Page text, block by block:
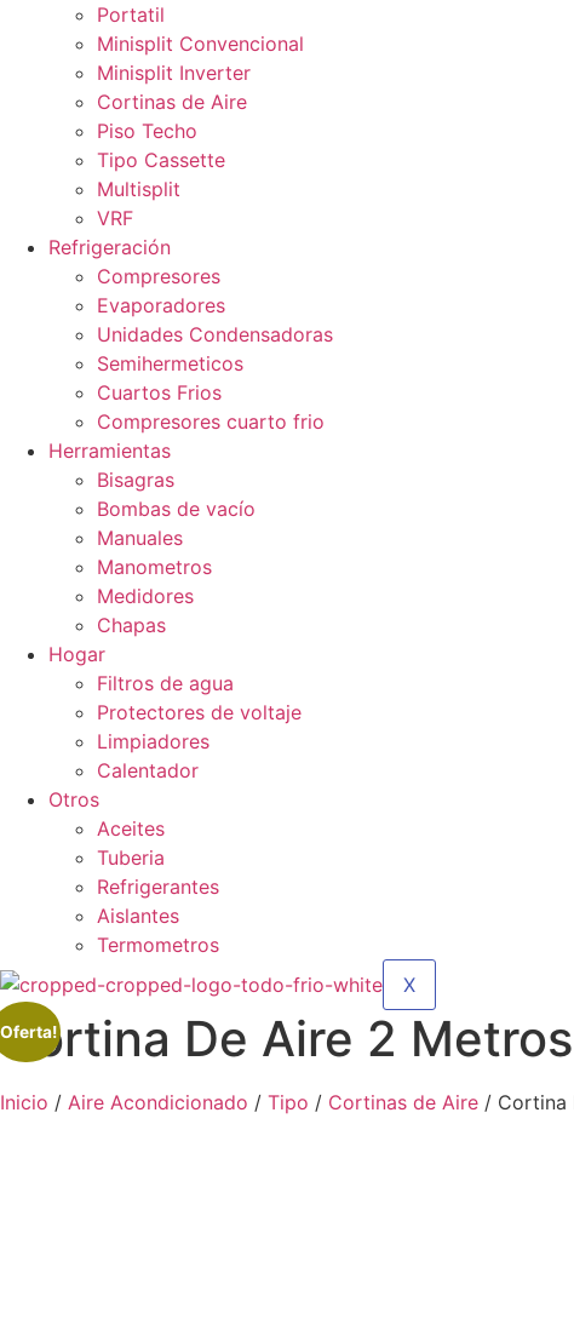
Portatil
Minisplit Convencional
Minisplit Inverter
Cortinas de Aire
Piso Techo
Tipo Cassette
Multisplit
VRF
Refrigeración
Compresores
Evaporadores
Unidades Condensadoras
Semihermeticos
Cuartos Frios
Compresores cuarto frio
Herramientas
Bisagras
Bombas de vacío
Manuales
Manometros
Medidores
Chapas
Hogar
Filtros de agua
Protectores de voltaje
Limpiadores
Calentador
Otros
Aceites
Tuberia
Refrigerantes
Aislantes
Termometros
X
Cortina De Aire 2
Inicio / Aire Acondicionado / Tipo / Cortinas de Aire / Cortina